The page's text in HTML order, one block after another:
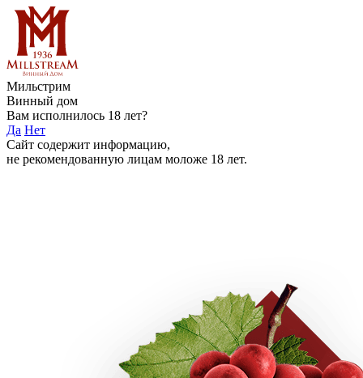
Мильстрим
Винный дом
Вам исполнилось 18 лет?
Да Нет
Сайт содержит информацию,
не рекомендованную лицам моложе 18 лет.